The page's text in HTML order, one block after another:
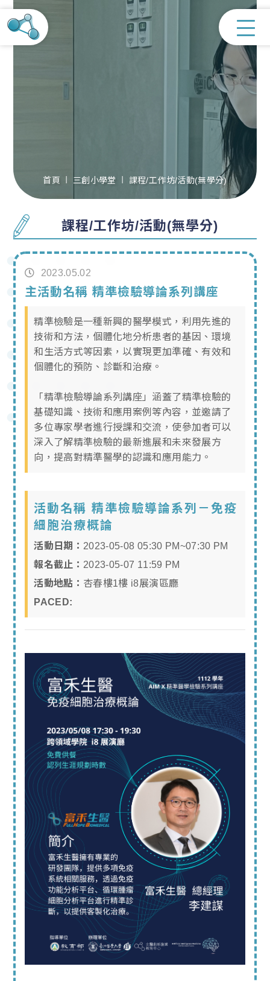
首頁 三創小學堂 課程/工作坊/活動(無學分)
課程/工作坊/活動(無學分)
2023.05.02
主活動名稱 精準檢驗導論系列講座
精準檢驗是一種新興的醫學模式，利用先進的
技術和方法，個體化地分析患者的基因、環境
和生活方式等因素，以實現更加準確、有效和
個體化的預防、診斷和治療。
「精準檢驗導論系列講座」涵蓋了精準檢驗的
基礎知識、技術和應用案例等內容，並邀請了
多位專家學者進行授課和交流，使參加者可以
深入了解精準檢驗的最新進展和未來發展方
向，提高對精準醫學的認識和應用能力。
活動名稱 精準檢驗導論系列－免疫
細胞治療概論
活動日期： 2023-05-08 05:30 PM~07:30 PM
報名截止： 2023-05-07 11:59 PM
活動地點： 杏春樓1樓 i8展演區廳
PACED: